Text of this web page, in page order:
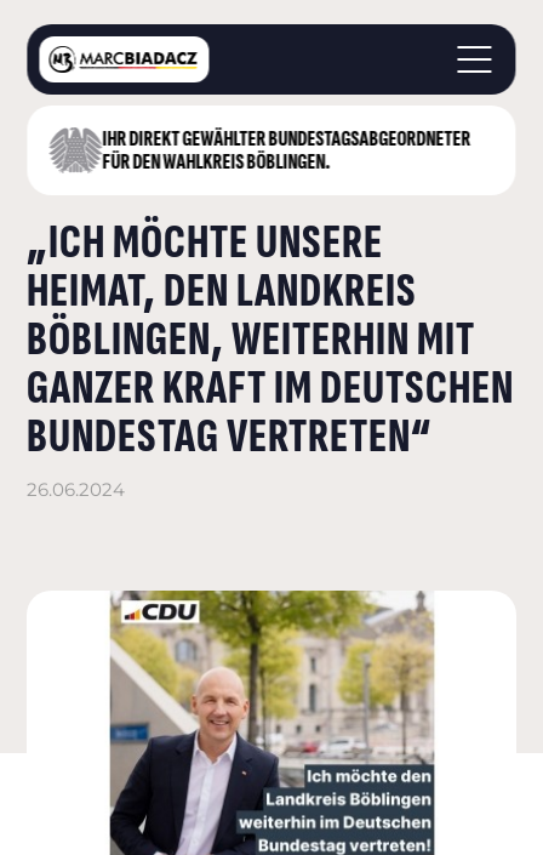
IHR DIREKT GEWÄHLTER BUNDESTAGS­ABGEORDNETER
FÜR DEN WAHLKREIS BÖBLINGEN.
STARTSEITE
LANDKREIS BÖBLINGEN
DEUTSCHER BUNDESTAG
AKTUELLES
KONTAKT
„ICH MÖCHTE UNSERE
HEIMAT, DEN LANDKREIS
BÖBLINGEN, WEITERHIN MIT
GANZER KRAFT IM DEUTSCHEN
BUNDESTAG VERTRETEN“
26.06.2024